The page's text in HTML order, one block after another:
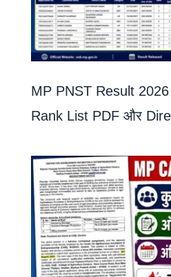
MP PNST Result 2026
Rank List PDF और